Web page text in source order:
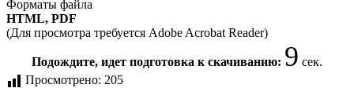
Форматы файла
HTML, PDF
(Для просмотра требуется Adobe Acrobat Reader)
Подождите, идет подготовка к скачиванию: 9 сек.
Просмотрено: 205